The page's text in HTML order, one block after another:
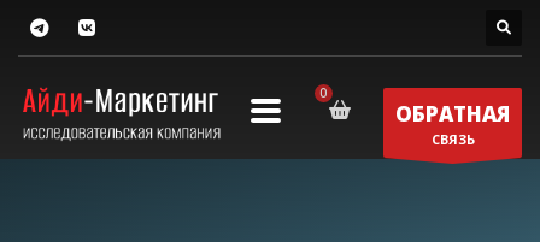
ОБРАТНАЯ
СВЯЗЬ